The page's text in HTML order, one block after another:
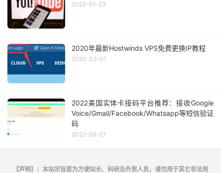
2022-01-23
2020年最新Hostwinds VPS免费更换IP教程
2020-02-01
2022美国实体卡接码平台推荐：接收Google
Voice/Gmail/Facebook/Whatsapp等短信验证
码
2022-08-27
【声明】：本站宗旨是为方便站长、科研及外贸人员，请勿用于其它非法用